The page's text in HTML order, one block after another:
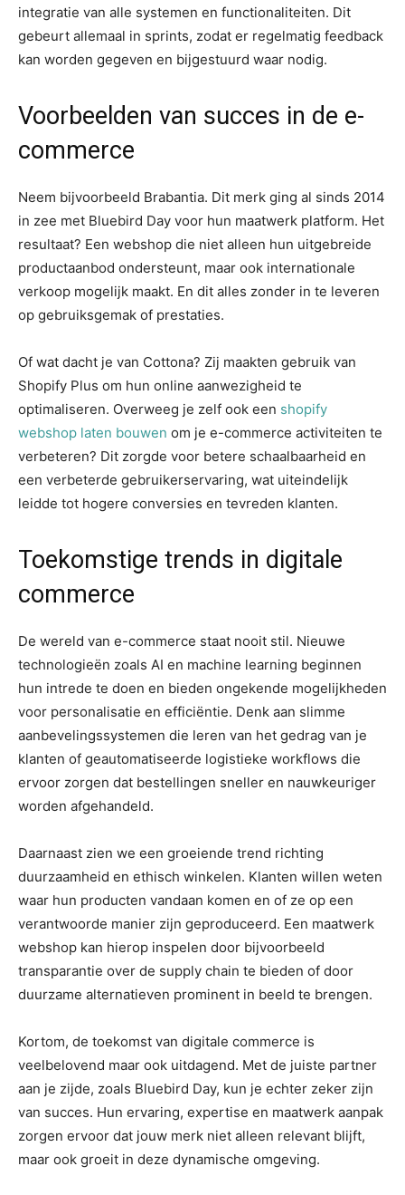
integratie van alle systemen en functionaliteiten. Dit
gebeurt allemaal in sprints, zodat er regelmatig feedback
kan worden gegeven en bijgestuurd waar nodig.
Voorbeelden van succes in de e-
commerce
Neem bijvoorbeeld Brabantia. Dit merk ging al sinds 2014
in zee met Bluebird Day voor hun maatwerk platform. Het
resultaat? Een webshop die niet alleen hun uitgebreide
productaanbod ondersteunt, maar ook internationale
verkoop mogelijk maakt. En dit alles zonder in te leveren
op gebruiksgemak of prestaties.
Of wat dacht je van Cottona? Zij maakten gebruik van
Shopify Plus om hun online aanwezigheid te
optimaliseren. Overweeg je zelf ook een shopify
webshop laten bouwen om je e-commerce activiteiten te
verbeteren? Dit zorgde voor betere schaalbaarheid en
een verbeterde gebruikerservaring, wat uiteindelijk
leidde tot hogere conversies en tevreden klanten.
Toekomstige trends in digitale
commerce
De wereld van e-commerce staat nooit stil. Nieuwe
technologieën zoals AI en machine learning beginnen
hun intrede te doen en bieden ongekende mogelijkheden
voor personalisatie en efficiëntie. Denk aan slimme
aanbevelingssystemen die leren van het gedrag van je
klanten of geautomatiseerde logistieke workflows die
ervoor zorgen dat bestellingen sneller en nauwkeuriger
worden afgehandeld.
Daarnaast zien we een groeiende trend richting
duurzaamheid en ethisch winkelen. Klanten willen weten
waar hun producten vandaan komen en of ze op een
verantwoorde manier zijn geproduceerd. Een maatwerk
webshop kan hierop inspelen door bijvoorbeeld
transparantie over de supply chain te bieden of door
duurzame alternatieven prominent in beeld te brengen.
Kortom, de toekomst van digitale commerce is
veelbelovend maar ook uitdagend. Met de juiste partner
aan je zijde, zoals Bluebird Day, kun je echter zeker zijn
van succes. Hun ervaring, expertise en maatwerk aanpak
zorgen ervoor dat jouw merk niet alleen relevant blijft,
maar ook groeit in deze dynamische omgeving.